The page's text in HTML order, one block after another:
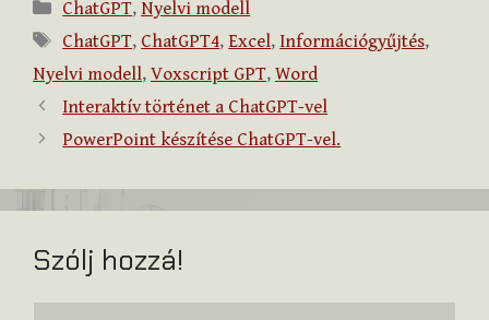
Kategória
ChatGPT, Nyelvi modell
Címkék
ChatGPT, ChatGPT4, Excel, Információgyűjtés,
Nyelvi modell, Voxscript GPT, Word
Interaktív történet a ChatGPT-vel
PowerPoint készítése ChatGPT-vel.
Szólj hozzá!